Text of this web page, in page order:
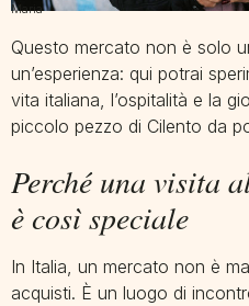
Maria
Questo mercato non è solo
un’esperienza: qui potrai
vita italiana, l’ospitalità e la
piccolo pezzo di Cilento da
Perché una visita
è così speciale
In Italia, un mercato non è
acquisti. È un luogo di